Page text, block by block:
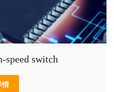
speed switch
情